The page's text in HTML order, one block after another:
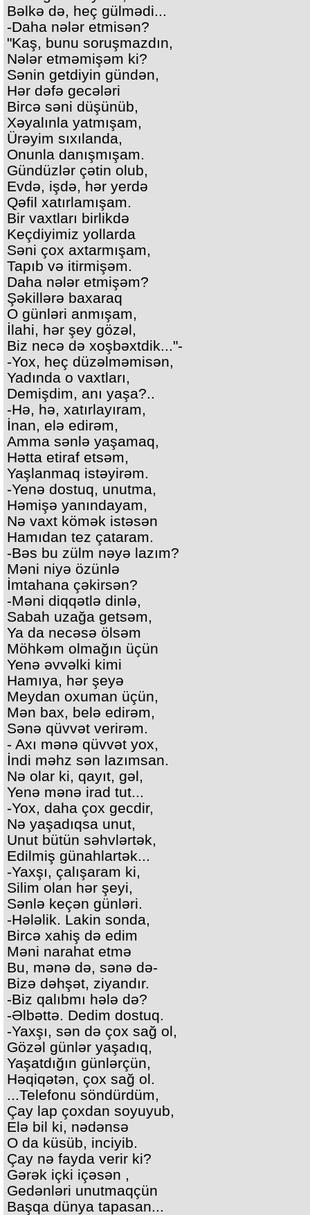
Bəlkə də, heç gülmədi...
-Daha nələr etmisən?
"Kaş, bunu soruşmazdın,
Nələr etməmişəm ki?
Sənin getdiyin gündən,
Hər dəfə gecələri
Bircə səni düşünüb,
Xəyalınla yatmışam,
Ürəyim sıxılanda,
Onunla danışmışam.
Gündüzlər çətin olub,
Evdə, işdə, hər yerdə
Qəfil xatırlamışam.
Bir vaxtları birlikdə
Keçdiyimiz yollarda
Səni çox axtarmışam,
Tapıb və itirmişəm.
Daha nələr etmişəm?
Şəkillərə baxaraq
O günləri anmışam,
İlahi, hər şey gözəl,
Biz necə də xoşbəxtdik..."-
-Yox, heç düzəlməmisən,
Yadında o vaxtları,
Demişdim, anı yaşa?..
-Hə, hə, xatırlayıram,
İnan, elə edirəm,
Amma sənlə yaşamaq,
Hətta etiraf etsəm,
Yaşlanmaq istəyirəm.
-Yenə dostuq, unutma,
Həmişə yanındayam,
Nə vaxt kömək istəsən
Hamıdan tez çataram.
-Bəs bu zülm nəyə lazım?
Məni niyə özünlə
İmtahana çəkirsən?
-Məni diqqətlə dinlə,
Sabah uzağa getsəm,
Ya da necəsə ölsəm
Möhkəm olmağın üçün
Yenə əvvəlki kimi
Hamıya, hər şeyə
Meydan oxuman üçün,
Mən bax, belə edirəm,
Sənə qüvvət verirəm.
- Axı mənə qüvvət yox,
İndi məhz sən lazımsan.
Nə olar ki, qayıt, gəl,
Yenə mənə irad tut...
-Yox, daha çox gecdir,
Nə yaşadıqsa unut,
Unut bütün səhvlərtək,
Edilmiş günahlartək...
-Yaxşı, çalışaram ki,
Silim olan hər şeyi,
Sənlə keçən günləri.
-Hələlik. Lakin sonda,
Bircə xahiş də edim
Məni narahat etmə
Bu, mənə də, sənə də-
Bizə dəhşət, ziyandır.
-Biz qalıbmı hələ də?
-Əlbəttə. Dedim dostuq.
-Yaxşı, sən də çox sağ ol,
Gözəl günlər yaşadıq,
Yaşatdığın günlərçün,
Həqiqətən, çox sağ ol.
...Telefonu söndürdüm,
Çay lap çoxdan soyuyub,
Elə bil ki, nədənsə
O da küsüb, inciyib.
Çay nə fayda verir ki?
Gərək içki içəsən ,
Gedənləri unutmaqçün
Başqa dünya tapasan...